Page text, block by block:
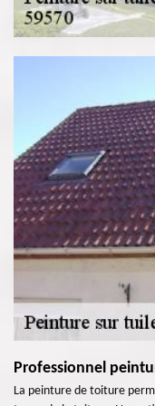
Professionnel
La peinture de toiture